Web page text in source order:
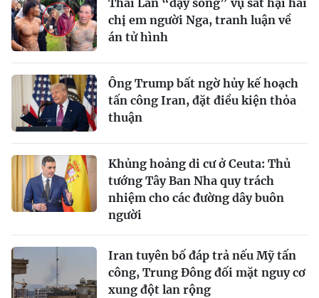
Thái Lan “dậy sóng” vụ sát hại hai
chị em người Nga, tranh luận về
án tử hình
Ông Trump bất ngờ hủy kế hoạch
tấn công Iran, đặt điều kiện thỏa
thuận
Khủng hoảng di cư ở Ceuta: Thủ
tướng Tây Ban Nha quy trách
nhiệm cho các đường dây buôn
người
Iran tuyên bố đáp trả nếu Mỹ tấn
công, Trung Đông đối mặt nguy cơ
xung đột lan rộng